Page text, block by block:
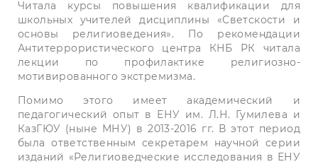
Читала курсы повышения квалификации для
школьных учителей дисциплины «Светскости и
основы религиоведения». По рекомендации
Антитеррористического центра КНБ РК читала
лекции по профилактике религиозно-
мотивированного экстремизма.
Помимо этого имеет академический и
педагогический опыт в ЕНУ им. Л.Н. Гумилева и
КазГЮУ (ныне МНУ) в 2013-2016 гг. В этот период
была ответственным секретарем научной серии
изданий «Религиоведческие исследования в ЕНУ